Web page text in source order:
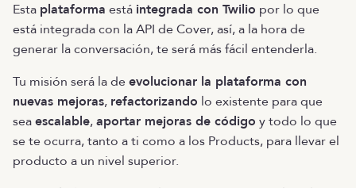
Esta plataforma está integrada con Twilio por lo que
está integrada con la API de Cover, así, a la hora de
generar la conversación, te será más fácil entenderla.
Tu misión será la deevolucionar la plataforma con
nuevas mejoras, refactorizando lo existente para que
seaescalable,aportar mejoras de código y todo lo que
se te ocurra, tanto a ti como a los Products, para llevar el
producto a un nivel superior.